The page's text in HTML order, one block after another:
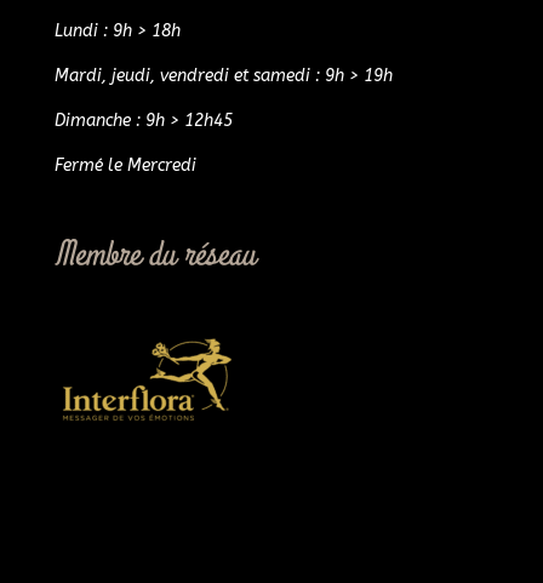
Lundi : 9h > 18h
Mardi, jeudi, vendredi et samedi : 9h > 19h
Dimanche : 9h > 12h45
Fermé le Mercredi
Membre du réseau